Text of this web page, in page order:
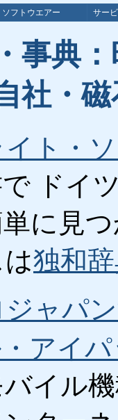
ソフトウエアー サー
事典
社・
イト・
ドイ
に見
独和
ャパ
アイ
イル